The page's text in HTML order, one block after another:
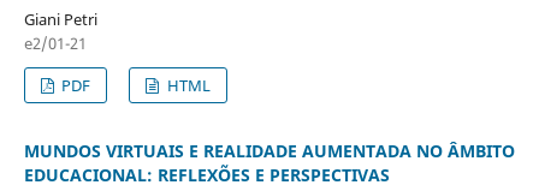
Giani Petri
e2/01-21
PDF
HTML
MUNDOS VIRTUAIS E REALIDADE AUMENTADA NO ÂMBITO
EDUCACIONAL: REFLEXÕES E PERSPECTIVAS